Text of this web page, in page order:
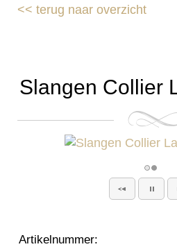
<<terug naar overzicht
Slangen Collier
Artikelnummer: